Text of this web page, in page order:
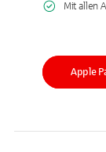
Mit allen
Apple